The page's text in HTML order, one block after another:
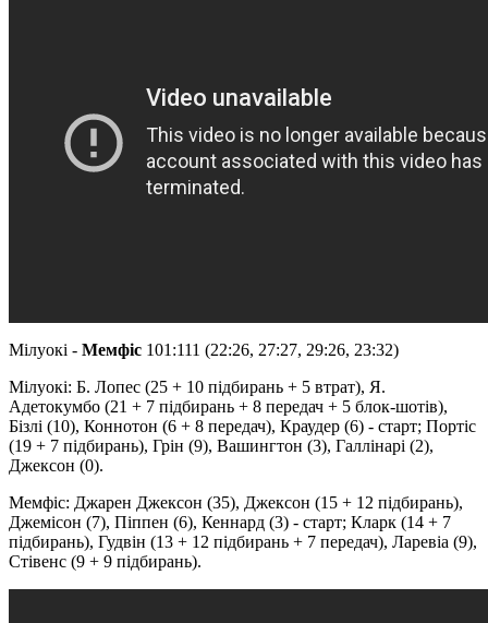
Мілуокі - Мемфіс 101:111 (22:26, 27:27, 29:26, 23:32)
Мілуокі: Б. Лопес (25 + 10 підбирань + 5 втрат), Я.
Адетокумбо (21 + 7 підбирань + 8 передач + 5 блок-шотів),
Бізлі (10), Коннотон (6 + 8 передач), Краудер (6) - старт; Портіс
(19 + 7 підбирань), Грін (9), Вашингтон (3), Галлінарі (2),
Джексон (0).
Мемфіс: Джарен Джексон (35), Джексон (15 + 12 підбирань),
Джемісон (7), Піппен (6), Кеннард (3) - старт; Кларк (14 + 7
підбирань), Гудвін (13 + 12 підбирань + 7 передач), Ларевіа (9),
Стівенс (9 + 9 підбирань).